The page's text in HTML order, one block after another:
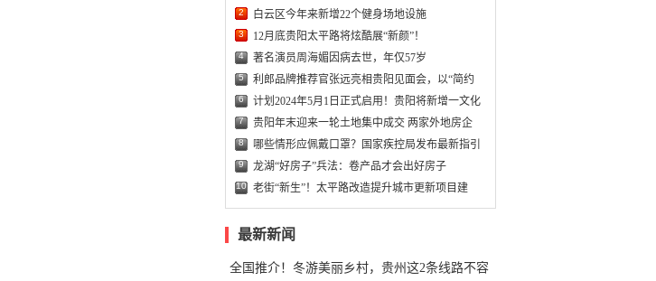
2 白云区今年来新增22个健身场地设施
3 12月底贵阳太平路将炫酷展“新颜”！
4 著名演员周海媚因病去世，年仅57岁
5 利郎品牌推荐官张远亮相贵阳见面会，以“简约
6 计划2024年5月1日正式启用！贵阳将新增一文化
7 贵阳年末迎来一轮土地集中成交 两家外地房企
8 哪些情形应佩戴口罩？国家疾控局发布最新指引
9 龙湖“好房子”兵法：卷产品才会出好房子
10 老街“新生”！太平路改造提升城市更新项目建
最新新闻
全国推介！冬游美丽乡村，贵州这2条线路不容